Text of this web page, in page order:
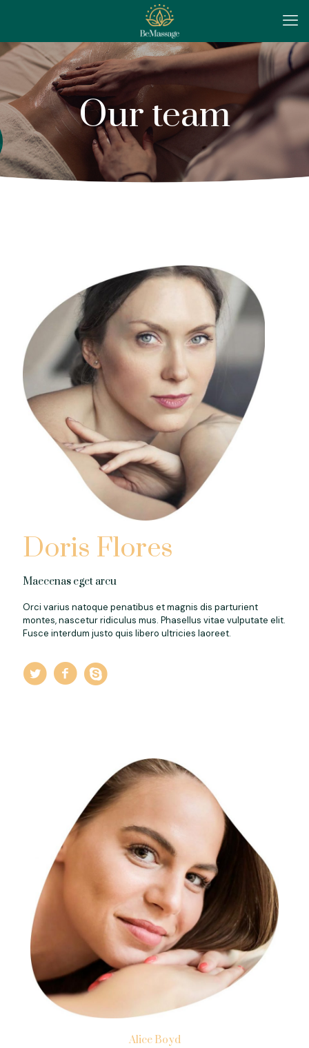
Our team
Doris Flores
Maecenas eget arcu
Orci varius natoque penatibus et magnis dis parturient
montes, nascetur ridiculus mus. Phasellus vitae vulputate elit.
Fusce interdum justo quis libero ultricies laoreet.
Alice Boyd